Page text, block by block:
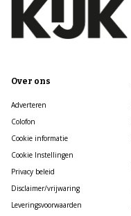
Over ons
Adverteren
Colofon
Cookie informatie
Cookie Instellingen
Privacy beleid
Disclaimer/vrijwaring
Leveringsvoorwaarden